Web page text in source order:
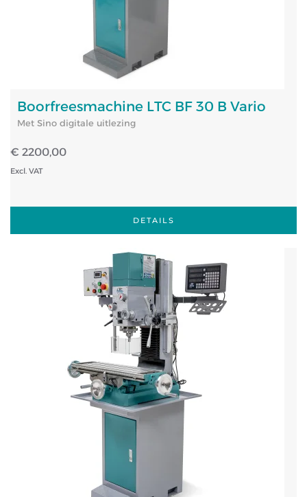
Boorfreesmachine LTC BF 30 B Vario
Met Sino digitale uitlezing
€ 2200,00
Excl. VAT
DETAILS